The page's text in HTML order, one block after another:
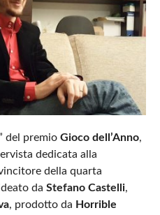
del premio Gioco dell’Anno,
dedicata alla
della quarta
da Stefano Castelli,
, prodotto da Horrible